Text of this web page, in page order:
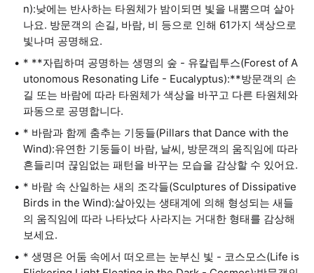
n):낮에는 반사하는 타원체가 밤이되면 빛을 내뿜으며 살아
나요. 방문객의 손길, 바람, 비 등으로 인해 61가지 색상으로
빛나며 공명해요.
* **자립하며 공명하는 생명의 숲 - 유칼립투스(Forest of A
utonomous Resonating Life - Eucalyptus):**방문객의 손
길 또는 바람에 따라 타원체가 색상을 바꾸고 다른 타원체와
파동으로 공명합니다.
* 바람과 함께 춤추는 기둥들(Pillars that Dance with the
Wind):유연한 기둥들이 바람, 날씨, 방문객의 움직임에 따라
흔들리며 끊임없는 패턴을 바꾸는 모습을 감상할 수 있어요.
* 바람 속 산일하는 새의 조각들(Sculptures of Dissipative
Birds in the Wind):살아있는 생태계에 의해 형성되는 새들
의 움직임에 따라 나타났다 사라지는 거대한 형태를 감상해
보세요.
* 생명은 어둠 속에서 떠오르는 눈부신 빛 - 코스모스(Life is